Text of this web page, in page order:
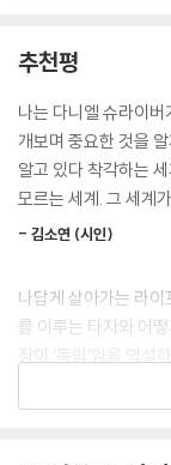
나는 독서와 글쓰기,
삼스레 나 자신에 대
--- p.170
‘치유’한다. 자타의에
의 숱한 트라우마를
겪은 후 자기 삶에 가
그동안 모른 척했던
가와 산책에 몰두한
고개를 들어야 하고,
의지해야 한다.”(53
히 내 삶의 니트웨어
추천평
나는 다니엘 슈라이
개보며 중요한 것을
알고 있다 착각하는
모르는 세계. 그 세계가
- 김소연 (시인)
나답게 살아가는 라
를 이루는 타자와 어
장이 ‘독립’임을 역설